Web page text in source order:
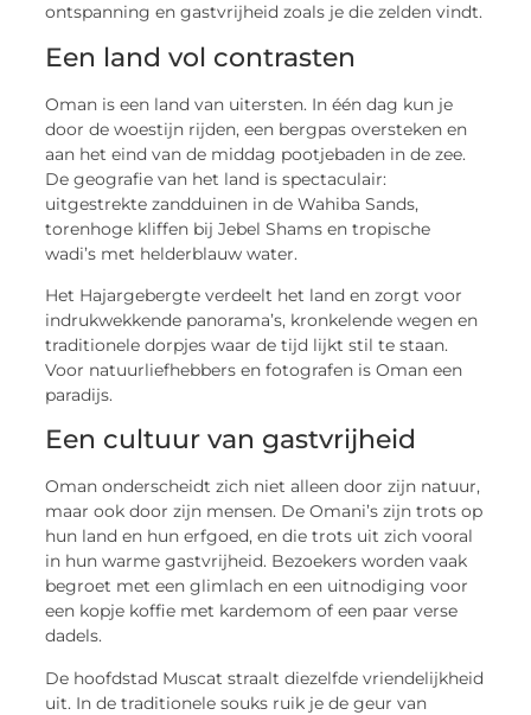
ontspanning en gastvrijheid zoals je die zelden vindt.
Een land vol contrasten
Oman is een land van uitersten. In één dag kun je
door de woestijn rijden, een bergpas oversteken en
aan het eind van de middag pootjebaden in de zee.
De geografie van het land is spectaculair:
uitgestrekte zandduinen in de Wahiba Sands,
torenhoge kliffen bij Jebel Shams en tropische
wadi’s met helderblauw water.
Het Hajargebergte verdeelt het land en zorgt voor
indrukwekkende panorama’s, kronkelende wegen en
traditionele dorpjes waar de tijd lijkt stil te staan.
Voor natuurliefhebbers en fotografen is Oman een
paradijs.
Een cultuur van gastvrijheid
Oman onderscheidt zich niet alleen door zijn natuur,
maar ook door zijn mensen. De Omani’s zijn trots op
hun land en hun erfgoed, en die trots uit zich vooral
in hun warme gastvrijheid. Bezoekers worden vaak
begroet met een glimlach en een uitnodiging voor
een kopje koffie met kardemom of een paar verse
dadels.
De hoofdstad Muscat straalt diezelfde vriendelijkheid
uit. In de traditionele souks ruik je de geur van